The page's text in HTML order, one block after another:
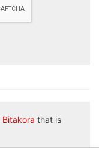
Bitakora that is